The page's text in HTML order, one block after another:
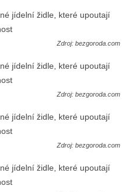
Zdroj: bezgoroda.com
Zdroj: bezgoroda.com
Zdroj: bezgoroda.com